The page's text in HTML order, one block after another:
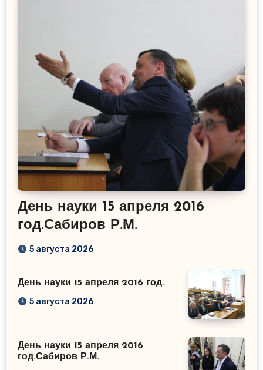
День науки 15 апреля 2016
год.Сабиров Р.М.
5 августа 2026
День науки 15 апреля 2016 год.
5 августа 2026
День науки 15 апреля 2016
год.Сабиров Р.М.